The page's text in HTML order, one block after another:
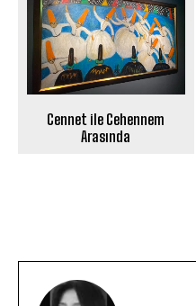
Cennet ile Cehennem
Arasında